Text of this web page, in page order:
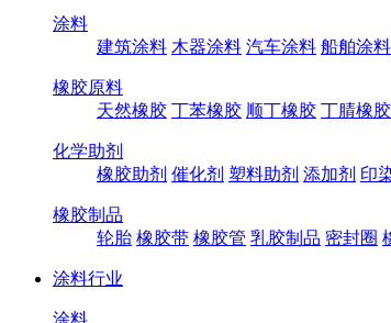
涂料
建筑涂料 木器涂料 汽车涂料 船舶涂料
橡胶原料
天然橡胶 丁苯橡胶 顺丁橡胶 丁腈橡胶
化学助剂
橡胶助剂 催化剂 塑料助剂 添加剂 印
橡胶制品
轮胎 橡胶带 橡胶管 乳胶制品 密封圈
涂料行业
涂料